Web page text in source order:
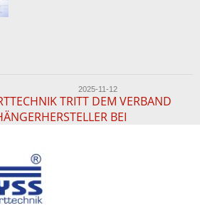
2025-11-12
TRITT DEM VERBAND
BEI